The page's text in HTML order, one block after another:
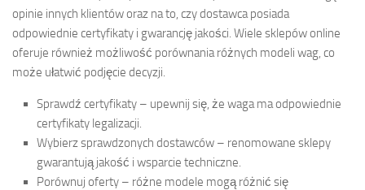
opinie innych klientów oraz na to, czy dostawca posiada
odpowiednie certyfikaty i gwarancję jakości. Wiele sklepów online
oferuje również możliwość porównania różnych modeli wag, co
może ułatwić podjęcie decyzji.
Sprawdź certyfikaty – upewnij się, że waga ma odpowiednie
certyfikaty legalizacji.
Wybierz sprawdzonych dostawców – renomowane sklepy
gwarantują jakość i wsparcie techniczne.
Porównuj oferty – różne modele mogą różnić się